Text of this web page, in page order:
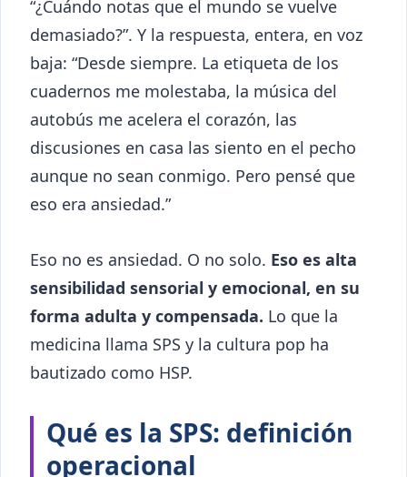
“¿Cuándo notas que el mundo se vuelve
demasiado?”. Y la respuesta, entera, en voz
baja: “Desde siempre. La etiqueta de los
cuadernos me molestaba, la música del
autobús me acelera el corazón, las
discusiones en casa las siento en el pecho
aunque no sean conmigo. Pero pensé que
eso era ansiedad.”
Eso no es ansiedad. O no solo. Eso es alta
sensibilidad sensorial y emocional, en su
forma adulta y compensada. Lo que la
medicina llama SPS y la cultura pop ha
bautizado como HSP.
Qué es la SPS: definición
operacional